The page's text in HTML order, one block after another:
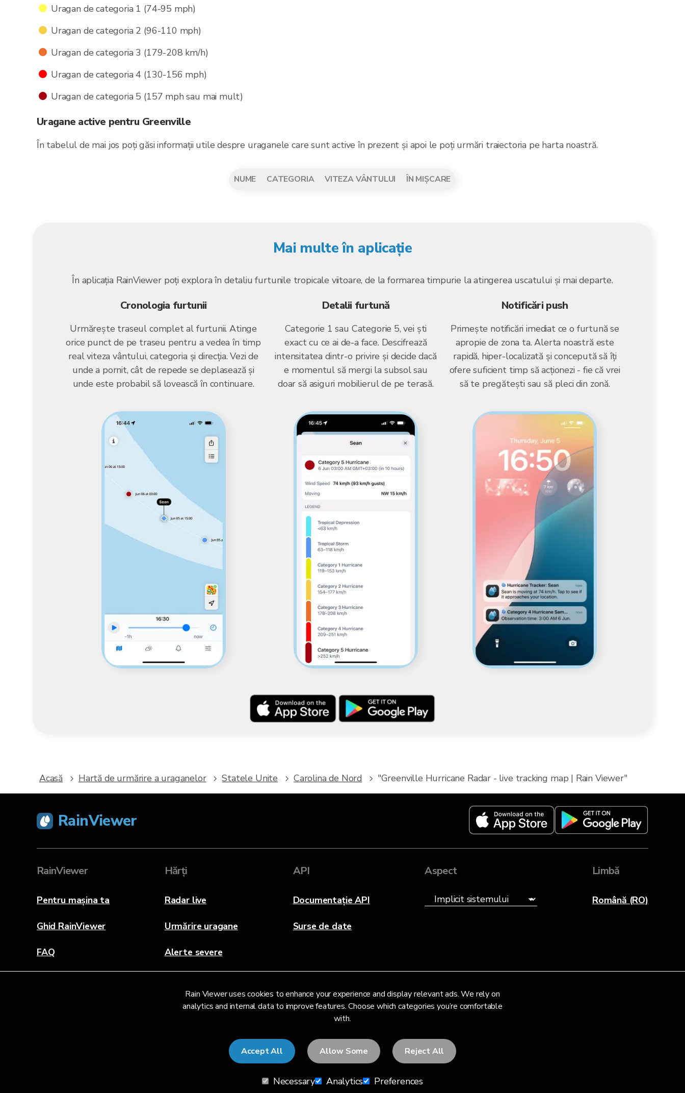
Uragan de categoria 1 (74-95 mph)
Uragan de categoria 2 (96-110 mph)
Uragan de categoria 3 (179-208 km/h)
Uragan de categoria 4 (130-156 mph)
Uragan de categoria 5 (157 mph sau mai mult)
Uragane active pentru Greenville
În tabelul de mai jos poți găsi informații utile despre uraganele care sunt active în prezent și apoi le poți urmări traiectoria pe harta noastră.
NUME CATEGORIA VITEZA VÂNTULUI ÎN MIȘCARE
Mai multe în aplicație
În aplicația RainViewer poți explora în detaliu furtunile tropicale viitoare, de la formarea timpurie la atingerea uscatului și mai departe.
Cronologia furtunii
Urmărește traseul complet al furtunii. Atinge
orice punct de pe traseu pentru a vedea în timp
real viteza vântului, categoria și direcția. Vezi de
unde a pornit, cât de repede se deplasează și
unde este probabil să lovească în continuare.
Detalii furtună
Categorie 1 sau Categorie 5, vei ști
exact cu ce ai de-a face. Descifrează
intensitatea dintr-o privire și decide dacă
e momentul să mergi la subsol sau
doar să asiguri mobilierul de pe terasă.
Notificări push
Primește notificări imediat ce o furtună se
apropie de zona ta. Alerta noastră este
rapidă, hiper-localizată și concepută să îți
ofere suficient timp să acționezi - fie că vrei
să te pregătești sau să pleci din zonă.
Rain Viewer uses cookies to enhance your experience and display relevant ads. We rely on
analytics and internal data to improve features. Choose which categories you’re comfortable
with.
Accept All Allow Some Reject All
Necessary Analytics Preferences
Acasă Hartă de urmărire a uraganelor Statele Unite Carolina de Nord "Greenville Hurricane Radar - live tracking map | Rain Viewer"
RainViewer
RainViewer
Pentru mașina ta
Ghid RainViewer
FAQ
Hărți
Radar live
Urmărire uragane
Alerte severe
API
Documentație API
Surse de date
Aspect Limbă
Română (RO)